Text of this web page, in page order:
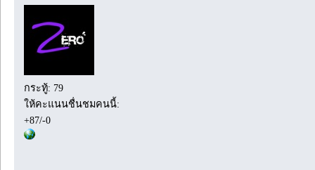
กระทู้: 79
ให้คะแนนชื่นชมคนนี้:
+87/-0